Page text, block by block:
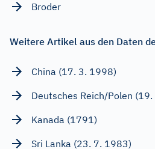
Broder
Weitere Artikel aus den Daten
China (17. 3. 1998)
Deutsches Reich/Polen
Kanada (1791)
Sri Lanka (23. 7. 1983)